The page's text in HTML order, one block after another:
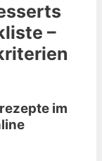
–
im